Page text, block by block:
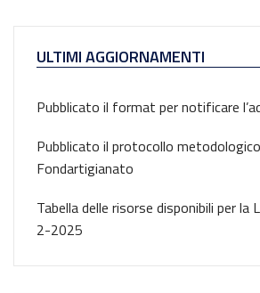
ULTIMI AGGIORNAMENTI
Pubblicato il format per notificare
Pubblicato il protocollo
Fondartigianato
Tabella delle risorse disponibili per la
2-2025